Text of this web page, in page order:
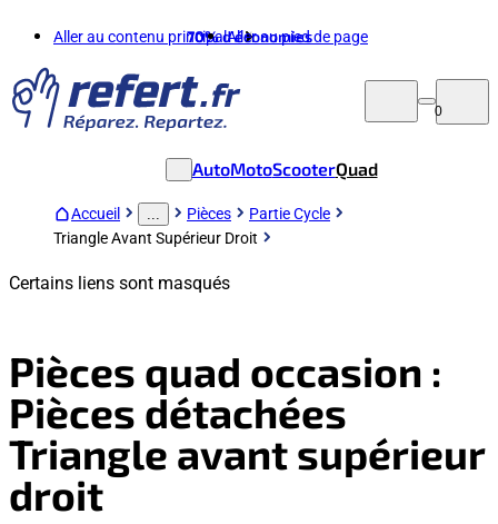
Aller au contenu principalAller au pied de page
70%d'économies
0
AutoMotoScooterQuad
Accueil Pièces
Partie Cycle
Triangle Avant Supérieur Droit
Certains liens sont masqués
Pièces quad occasion :
Pièces détachées
Triangle avant supérieur
droit